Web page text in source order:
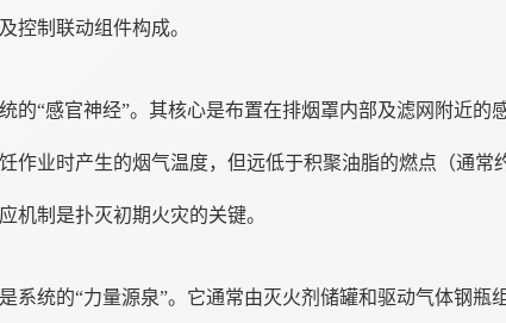
控制联动组件构成。
的“感官神经”。其核心是布置在排烟罩内部及滤网附近
作业时产生的烟气温度，但远低于积聚油脂的燃点（通
机制是扑灭初期火灾的关键。
系统的“力量源泉”。它通常由灭火剂储罐和驱动气体钢